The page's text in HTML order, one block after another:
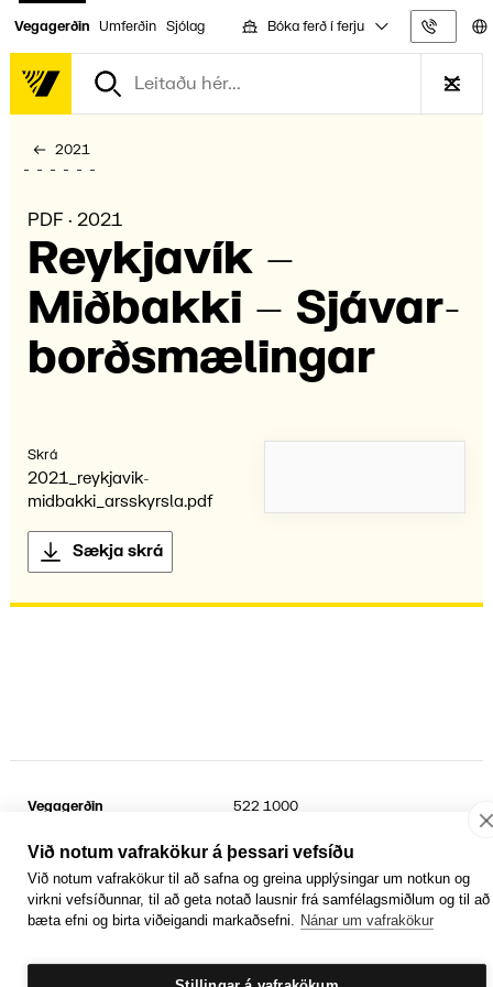
Vegagerðin Umferðin Sjólag Bóka ferð í ferju
2021
PDF · 2021
Reykja­vík –
Miðbakki – Sjávar­
borðs­mælingar
Skrá
2021_reykjavik-
midbakki_arsskyrsla.pdf
Sækja skrá
Vegagerðin
210 Garðabær
522 1000
Sími umferðarþjónustu
Laus störf
Persónuvernd og öryggi gagna
Hafa samband
Facebook
YouTube
Við notum vafrakökur á þessari vefsíðu
Við notum vafrakökur til að safna og greina upplýsingar um notkun og
virkni vefsíðunnar, til að geta notað lausnir frá samfélagsmiðlum og til að
bæta efni og birta viðeigandi markaðsefni. Nánar um vafrakökur